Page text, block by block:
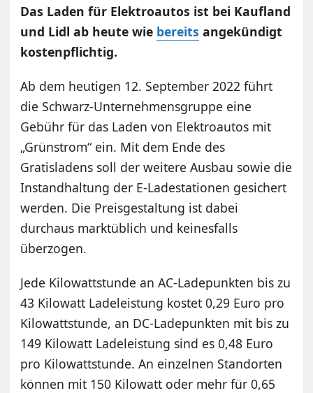
Das Laden für Elektroautos ist bei Kaufland
und Lidl ab heute wie bereits angekündigt
kostenpflichtig.
Ab dem heutigen 12. September 2022 führt
die Schwarz-Unternehmensgruppe eine
Gebühr für das Laden von Elektroautos mit
„Grünstrom“ ein. Mit dem Ende des
Gratisladens soll der weitere Ausbau sowie die
Instandhaltung der E-Ladestationen gesichert
werden. Die Preisgestaltung ist dabei
durchaus marktüblich und keinesfalls
überzogen.
Jede Kilowattstunde an AC-Ladepunkten bis zu
43 Kilowatt Ladeleistung kostet 0,29 Euro pro
Kilowattstunde, an DC-Ladepunkten mit bis zu
149 Kilowatt Ladeleistung sind es 0,48 Euro
pro Kilowattstunde. An einzelnen Standorten
können mit 150 Kilowatt oder mehr für 0,65